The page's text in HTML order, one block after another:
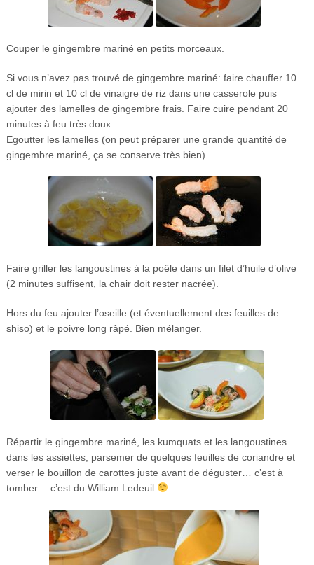
Couper le gingembre mariné en petits morceaux.
Si vous n’avez pas trouvé de gingembre mariné: faire chauffer 10
cl de mirin et 10 cl de vinaigre de riz dans une casserole puis
ajouter des lamelles de gingembre frais. Faire cuire pendant 20
minutes à feu très doux.
Egoutter les lamelles (on peut préparer une grande quantité de
gingembre mariné, ça se conserve très bien).
Faire griller les langoustines à la poêle dans un filet d’huile d’olive
(2 minutes suffisent, la chair doit rester nacrée).
Hors du feu ajouter l’oseille (et éventuellement des feuilles de
shiso) et le poivre long râpé. Bien mélanger.
Répartir le gingembre mariné, les kumquats et les langoustines
dans les assiettes; parsemer de quelques feuilles de coriandre et
verser le bouillon de carottes juste avant de déguster… c’est à
tomber… c’est du William Ledeuil